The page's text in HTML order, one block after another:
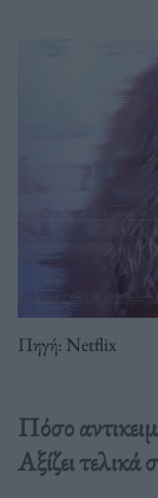
Πηγή: Netflix
Πόσο
Αξίζει